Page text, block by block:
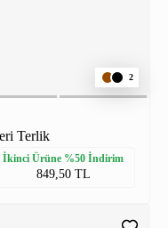
2
Terlik
İkinci Ürüne %50 İndirim
849,50 TL